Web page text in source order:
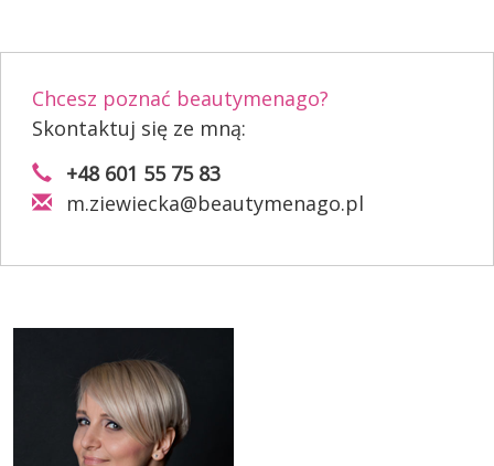
Chcesz poznać beautymenago?
Skontaktuj się ze mną:
+48 601 55 75 83
m.ziewiecka@beautymenago.pl